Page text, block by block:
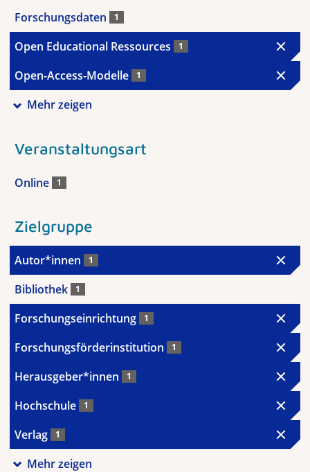
Forschungsdaten 1
Open Educational Ressources 1
Open-Access-Modelle 1
Mehr zeigen
Veranstaltungsart
Online 1
Zielgruppe
Autor*innen 1
Bibliothek 1
Forschungseinrichtung 1
Forschungsförderinstitution 1
Herausgeber*innen 1
Hochschule 1
Verlag 1
Mehr zeigen